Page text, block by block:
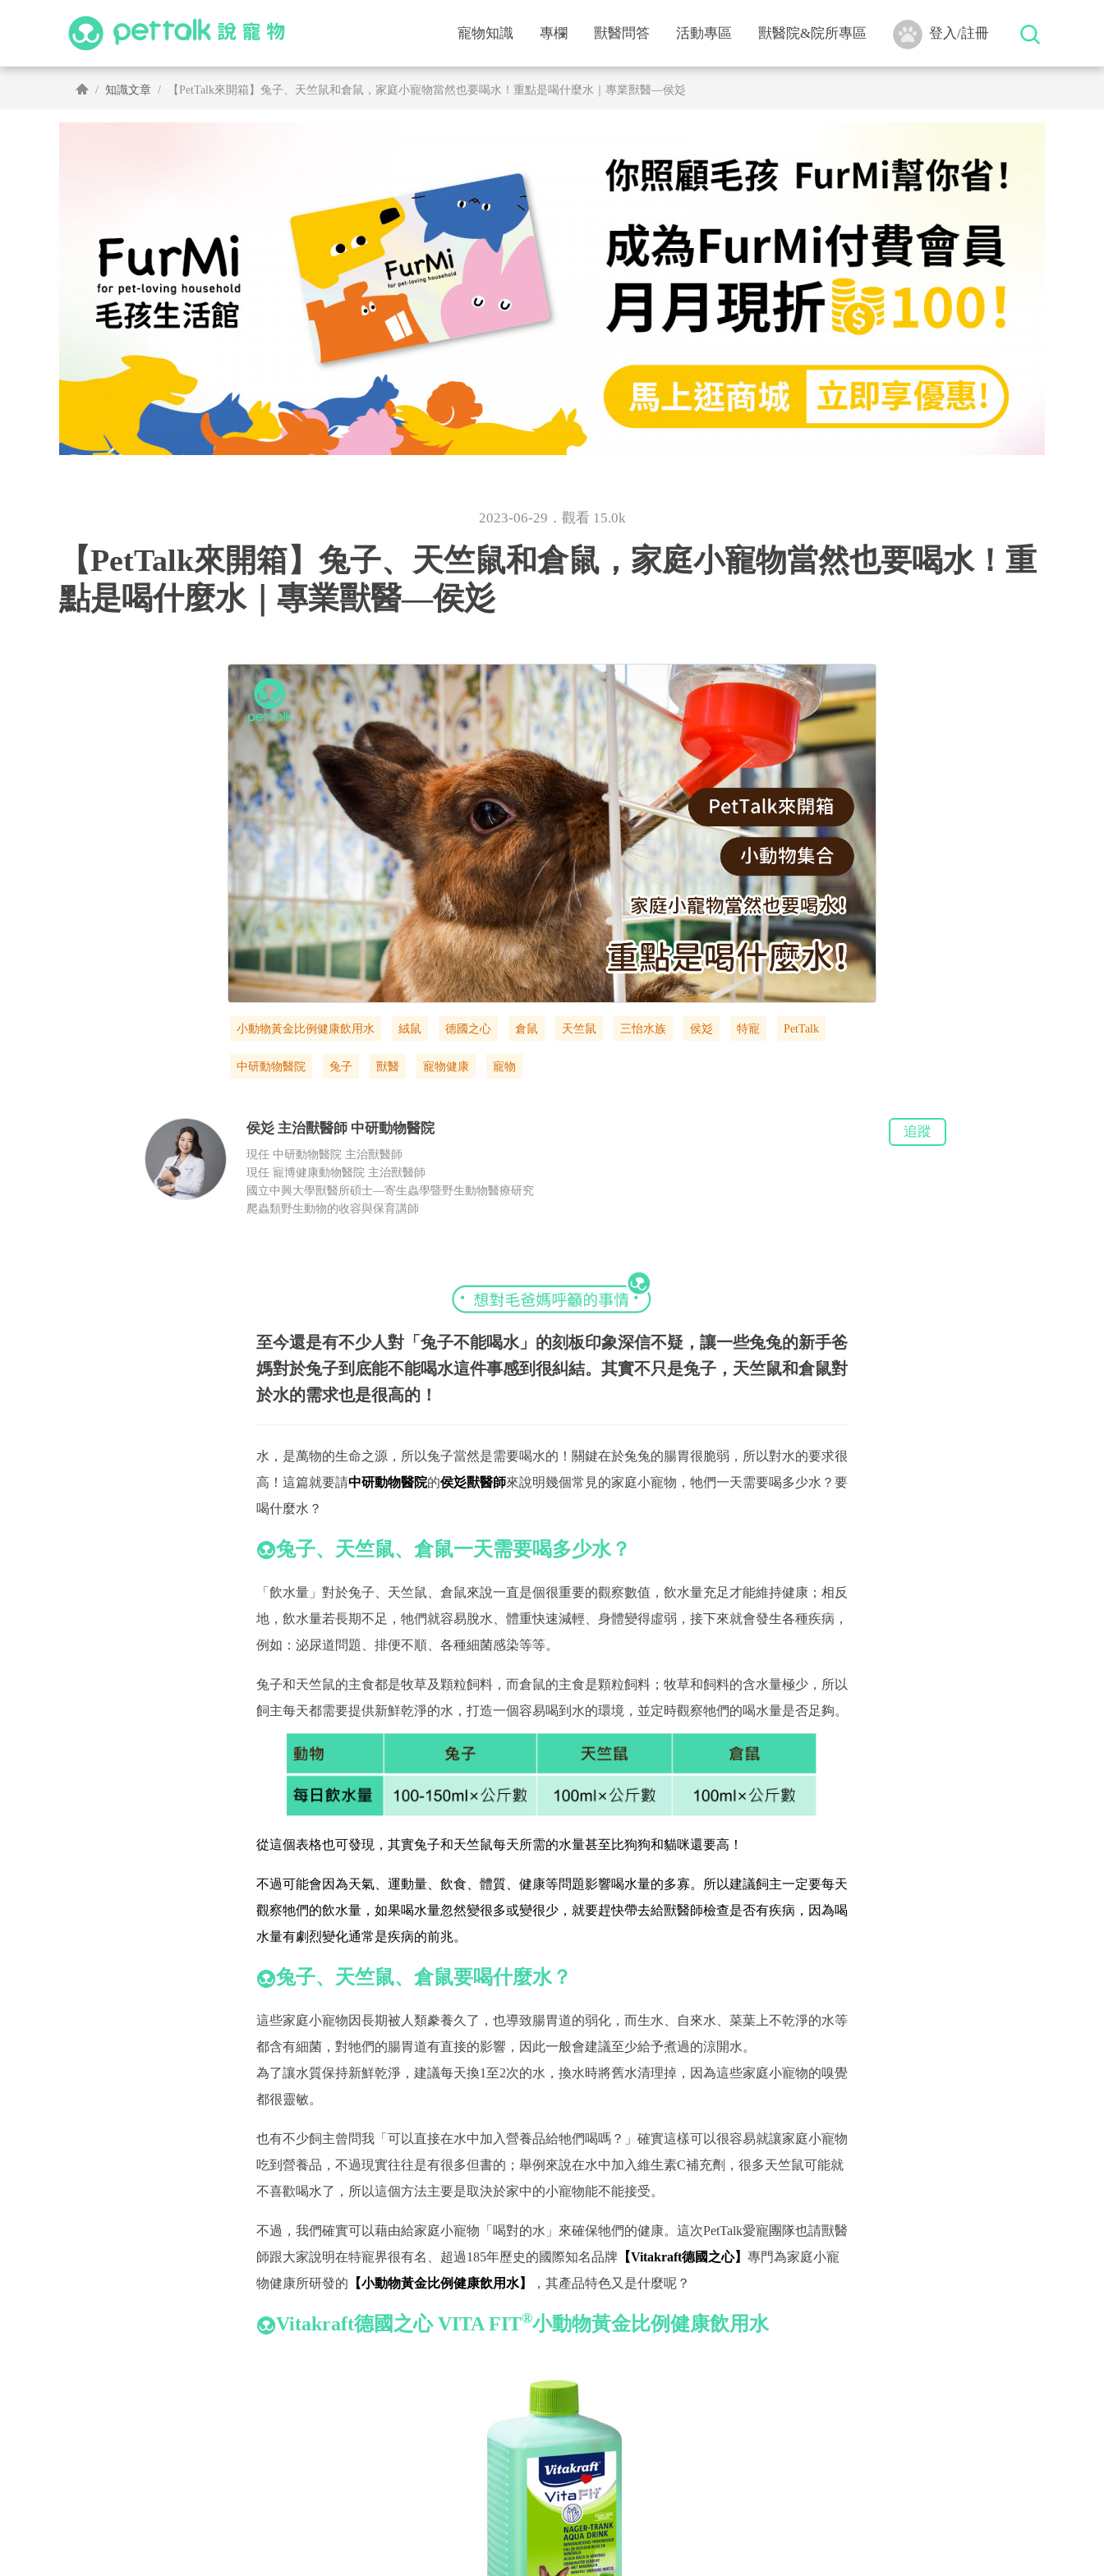
寵物知識 專欄 獸醫問答 活動專區 獸醫院&院所專區 登入/註冊
知識文章 【PetTalk來開箱】兔子、天竺鼠和倉鼠，家庭小寵物當然也要喝水！重點是喝什麼水｜專業獸醫—侯彣
2023-06-29．觀看 15.0k
【PetTalk來開箱】兔子、天竺鼠和倉鼠，家庭小寵物當然也要喝水！重
點是喝什麼水｜專業獸醫—侯彣
小動物黃金比例健康飲用水 絨鼠 德國之心 倉鼠 天竺鼠 三怡水族 侯彣 特寵 PetTalk
中研動物醫院 兔子 獸醫 寵物健康 寵物
侯彣 主治獸醫師 中研動物醫院
現任 中研動物醫院 主治獸醫師
現任 寵博健康動物醫院 主治獸醫師
國立中興大學獸醫所碩士—寄生蟲學暨野生動物醫療研究
爬蟲類野生動物的收容與保育講師
追蹤
至今還是有不少人對「兔子不能喝水」的刻板印象深信不疑，讓一些兔兔的新手爸
媽對於兔子到底能不能喝水這件事感到很糾結。其實不只是兔子，天竺鼠和倉鼠對
於水的需求也是很高的！
水，是萬物的生命之源，所以兔子當然是需要喝水的！關鍵在於兔兔的腸胃很脆弱，所以對水的要求很
高！這篇就要請中研動物醫院的侯彣獸醫師來說明幾個常見的家庭小寵物，牠們一天需要喝多少水？要
喝什麼水？
兔子、天竺鼠、倉鼠一天需要喝多少水？
「飲水量」對於兔子、天竺鼠、倉鼠來說一直是個很重要的觀察數值，飲水量充足才能維持健康；相反
地，飲水量若長期不足，牠們就容易脫水、體重快速減輕、身體變得虛弱，接下來就會發生各種疾病，
例如：泌尿道問題、排便不順、各種細菌感染等等。
兔子和天竺鼠的主食都是牧草及顆粒飼料，而倉鼠的主食是顆粒飼料；牧草和飼料的含水量極少，所以
飼主每天都需要提供新鮮乾淨的水，打造一個容易喝到水的環境，並定時觀察牠們的喝水量是否足夠。
從這個表格也可發現，其實兔子和天竺鼠每天所需的水量甚至比狗狗和貓咪還要高！
不過可能會因為天氣、運動量、飲食、體質、健康等問題影響喝水量的多寡。所以建議飼主一定要每天
觀察牠們的飲水量，如果喝水量忽然變很多或變很少，就要趕快帶去給獸醫師檢查是否有疾病，因為喝
水量有劇烈變化通常是疾病的前兆。
兔子、天竺鼠、倉鼠要喝什麼水？
這些家庭小寵物因長期被人類豢養久了，也導致腸胃道的弱化，而生水、自來水、菜葉上不乾淨的水等
都含有細菌，對牠們的腸胃道有直接的影響，因此一般會建議至少給予煮過的涼開水。
為了讓水質保持新鮮乾淨，建議每天換1至2次的水，換水時將舊水清理掉，因為這些家庭小寵物的嗅覺
都很靈敏。
也有不少飼主曾問我「可以直接在水中加入營養品給牠們喝嗎？」確實這樣可以很容易就讓家庭小寵物
吃到營養品，不過現實往往是有很多但書的；舉例來說在水中加入維生素C補充劑，很多天竺鼠可能就
不喜歡喝水了，所以這個方法主要是取決於家中的小寵物能不能接受。
不過，我們確實可以藉由給家庭小寵物「喝對的水」來確保牠們的健康。這次PetTalk愛寵團隊也請獸醫
師跟大家說明在特寵界很有名、超過185年歷史的國際知名品牌 【Vitakraft德國之心】 專門為家庭小寵
物健康所研發的 【小動物黃金比例健康飲用水】 ，其產品特色又是什麼呢？
Vitakraft德國之心 VITA FIT®小動物黃金比例健康飲用水